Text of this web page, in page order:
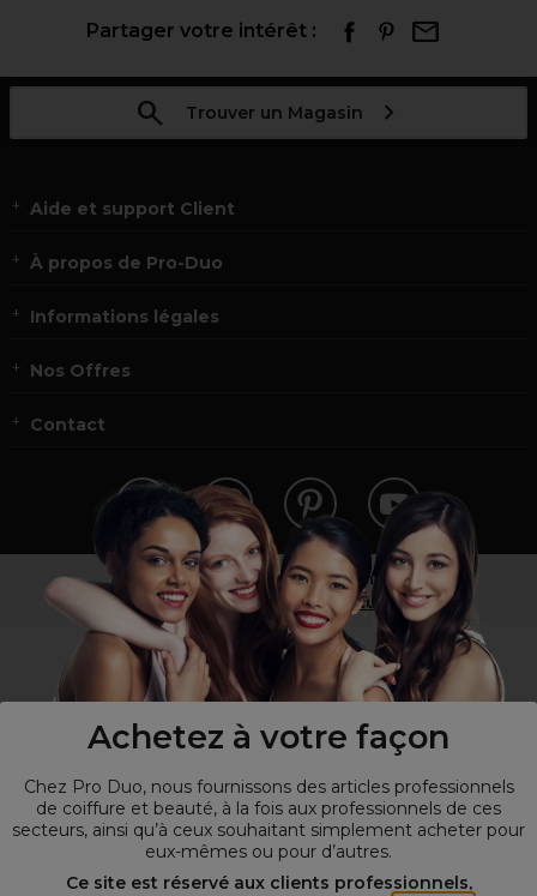
Achetez à votre façon
Chez Pro Duo, nous fournissons des articles professionnels
de coiffure et beauté, à la fois aux professionnels de ces
secteurs, ainsi qu’à ceux souhaitant simplement acheter pour
eux-mêmes ou pour d’autres.
Ce site est réservé aux clients professionnels,
Partager votre intérêt :
Trouver un Magasin
Aide et support Client
À propos de Pro-Duo
Informations légales
Nos Offres
Contact
Vous n’êtes pas un professionnel ?
Visitez notre site pour les particuliers!